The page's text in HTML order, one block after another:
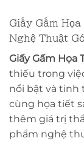
Giấy Gấm
Nghệ Thuật
Giấy Gấm Họa
thiếu trong
nổi bật và tinh
cùng họa tiết
thêm giá trị
phẩm nghệ